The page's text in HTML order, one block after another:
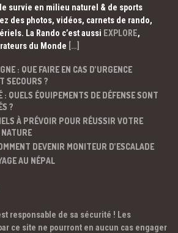
survie en milieu naturel & de sports
des photos, vidéos, carnets de rando,
La Rando c’est aussi EXPLORE,
du Monde […]
: QUE FAIRE EN CAS D’URGENCE
SECOURS ?
: QUELS ÉQUIPEMENTS DE DÉFENSE SONT
?
À PRÉVOIR POUR RÉUSSIR VOTRE
DEVENIR MONITEUR D’ESCALADE
AU NÉPAL
responsable de sa sécurité ! Les
ce site ne pourront en aucun cas engager